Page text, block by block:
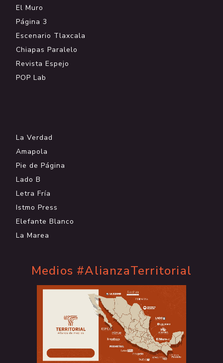
El Muro
Página 3
Escenario Tlaxcala
Chiapas Paralelo
Revista Espejo
POP Lab
La Verdad
Amapola
Pie de Página
Lado B
Letra Fría
Istmo Press
Elefante Blanco
La Marea
Medios #AlianzaTerritorial